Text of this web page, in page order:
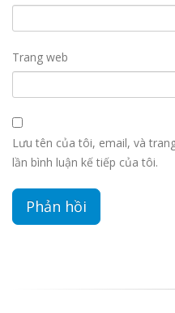
Trang web
Lưu tên của tôi, email, và
lần bình luận kế tiếp của tôi.